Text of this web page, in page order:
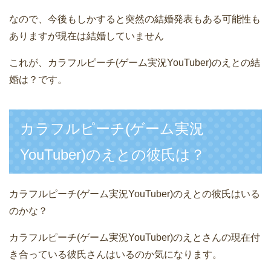
なので、今後もしかすると突然の結婚発表もある可能性も
ありますが現在は結婚していません
これが、カラフルピーチ(ゲーム実況YouTuber)のえとの結
婚は？です。
カラフルピーチ(ゲーム実況
YouTuber)のえとの彼氏は？
カラフルピーチ(ゲーム実況YouTuber)のえとの彼氏はいる
のかな？
カラフルピーチ(ゲーム実況YouTuber)のえとさんの現在付
き合っている彼氏さんはいるのか気になります。